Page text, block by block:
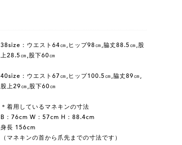
38size：ウエスト64㎝,ヒップ98㎝,脇丈88.5㎝,股
上28.5㎝,股下60㎝
40size：ウエスト67㎝,ヒップ100.5㎝,脇丈89㎝,
股上29㎝,股下60㎝
＊着用しているマネキンの寸法
B：76cm W：57cm H：88.4cm
身長 156cm
（マネキンの首から爪先までの寸法です）